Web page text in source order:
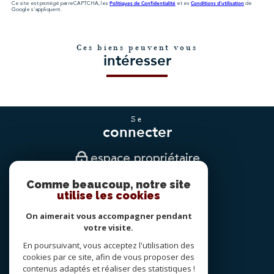
Ce site est protégé par reCAPTCHA, les Politiques de Confidentialité et es Conditions d'utilisation de
Google s'appliquent.
Ces biens peuvent vous
intéresser
se
connecter
espace propriétaire
nous
suivre
nous
adhérons
Comme beaucoup, notre site
utilise les cookies
On aimerait vous accompagner pendant
votre visite.
En poursuivant, vous acceptez l'utilisation des
cookies par ce site, afin de vous proposer des
contenus adaptés et réaliser des statistiques !